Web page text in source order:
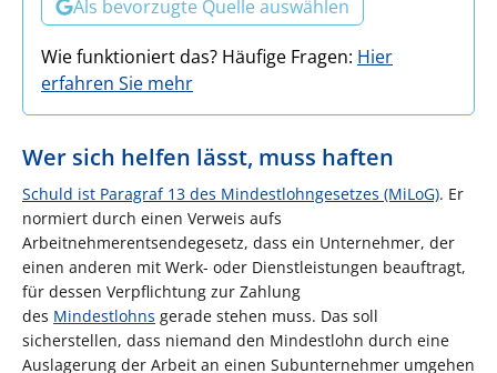
Als bevorzugte Quelle auswählen
Wie funktioniert das? Häufige Fragen: Hier
erfahren Sie mehr
Wer sich helfen lässt, muss haften
Schuld ist Paragraf 13 des Mindestlohngesetzes (MiLoG). Er
normiert durch einen Verweis aufs
Arbeitnehmerentsendegesetz, dass ein Unternehmer, der
einen anderen mit Werk- oder Dienstleistungen beauftragt,
für dessen Verpflichtung zur Zahlung
des Mindestlohns gerade stehen muss. Das soll
sicherstellen, dass niemand den Mindestlohn durch eine
Auslagerung der Arbeit an einen Subunternehmer umgehen